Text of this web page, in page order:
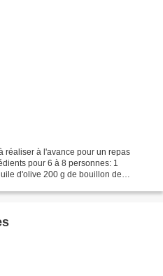
réaliser à l'avance pour un repas
pour 6 à 8 personnes: 1
d'olive 200 g de bouillon de